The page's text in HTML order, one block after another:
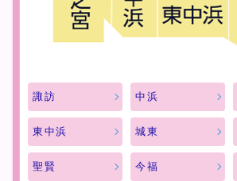
諏訪 中浜
東中浜 城東
聖賢 今福